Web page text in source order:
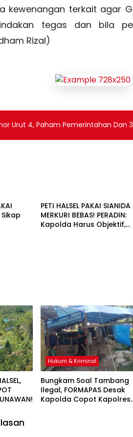
kewenangan terkait agar
tegas dan bila
Rizal)
Urut 4, Paham Pemerintahan Dan
Sikap
PETI HALSEL PAKAI
MERKURI BEBAS! PERADIN:
Kapolda Harus Objektif,
Hukum & Kriminal
Bungkam Soal Tambang
Ilegal, FORMAPAS Desak
Kapolda Copot Kapolres